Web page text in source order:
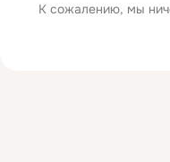
К сожалению, мы